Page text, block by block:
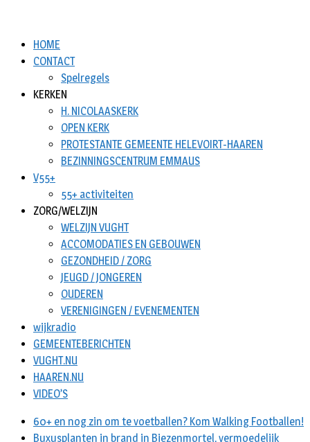
HOME
CONTACT
Spelregels
KERKEN
H. NICOLAASKERK
OPEN KERK
PROTESTANTE GEMEENTE HELEVOIRT-HAAREN
BEZINNINGSCENTRUM EMMAUS
V55+
55+ activiteiten
ZORG/WELZIJN
WELZIJN VUGHT
ACCOMODATIES EN GEBOUWEN
GEZONDHEID / ZORG
JEUGD / JONGEREN
OUDEREN
VERENIGINGEN / EVENEMENTEN
wijkradio
GEMEENTEBERICHTEN
VUGHT.NU
HAAREN.NU
VIDEO’S
60+ en nog zin om te voetballen? Kom Walking Footballen!
Buxusplanten in brand in Biezenmortel, vermoedelijk